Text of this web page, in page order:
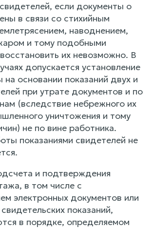
если документы о
в связи со стихийным
наводнением,
и тому подобными
их невозможно. В
допускается установление
основании показаний двух и
при утрате документов и по
(вследствие небрежного их
уничтожения и тому
не по вине работника.
показаниями свидетелей не
и подтверждения
в том числе с
электронных документов или
показаний,
в порядке, определяемом